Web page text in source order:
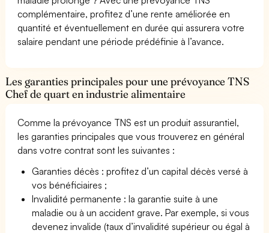
complémentaire, profitez d’une rente améliorée en
quantité et éventuellement en durée qui assurera votre
salaire pendant une période prédéfinie à l’avance.
Les garanties principales pour une prévoyance TNS
Chef de quart en industrie alimentaire
Comme la prévoyance TNS est un produit assurantiel,
les garanties principales que vous trouverez en général
dans votre contrat sont les suivantes :
Garanties décès : profitez d’un capital décès versé à
vos bénéficiaires ;
Invalidité permanente : la garantie suite à une
maladie ou à un accident grave. Par exemple, si vous
devenez invalide (taux d’invalidité supérieur ou égal à